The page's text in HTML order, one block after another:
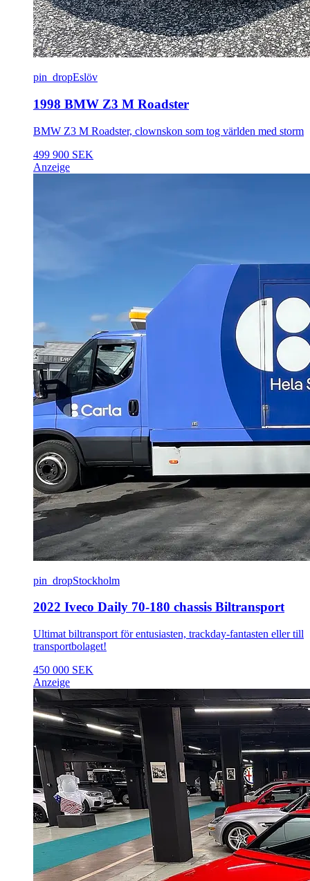
pin_dropEslöv
1998 BMW Z3 M Roadster
BMW Z3 M Roadster, clownskon som tog världen med storm
499 900 SEK
Anzeige
pin_dropStockholm
2022 Iveco Daily 70-180 chassis Biltransport
Ultimat biltransport för entusiasten, trackday-fantasten eller till
transportbolaget!
450 000 SEK
Anzeige